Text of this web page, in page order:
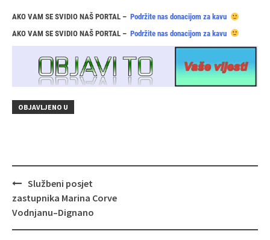
AKO VAM SE SVIDIO NAŠ PORTAL – Podržite nas donacijom za kavu
AKO VAM SE SVIDIO NAŠ PORTAL – Podržite nas donacijom za kavu
OBJAVLJENO U
Navigacija
objava
Službeni posjet
zastupnika Marina Corve
Vodnjanu–Dignano